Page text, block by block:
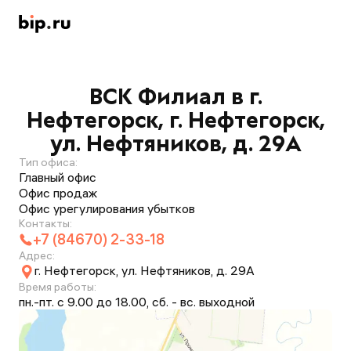
ВСК Филиал в г.
Нефтегорск, г. Нефтегорск,
ул. Нефтяников, д. 29А
Тип офиса:
Главный офис
Офис продаж
Офис урегулирования убытков
Контакты:
+7 (84670) 2-33-18
Адрес:
г. Нефтегорск, ул. Нефтяников, д. 29А
Время работы:
пн.-пт. с 9.00 до 18.00, сб. - вс. выходной